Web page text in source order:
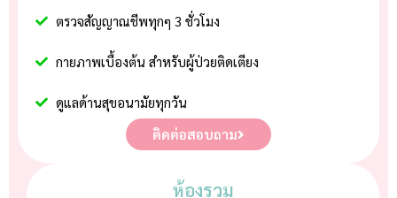
ตรวจสัญญาณชีพทุกๆ 3 ชั่วโมง
กายภาพเบื้องต้น สำหรับผู้ป่วยติดเตียง
ดูแลด้านสุขอนามัยทุกวัน
ติดต่อสอบถาม
ห้องรวม